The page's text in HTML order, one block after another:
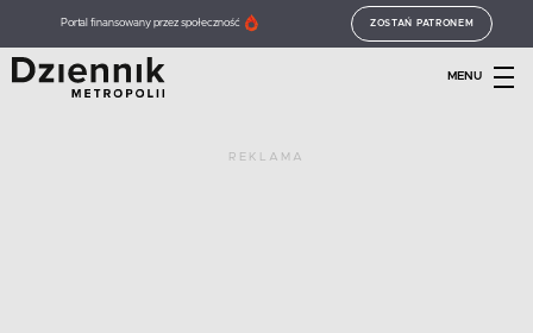
Portal finansowany przez społeczność ZOSTAŃ PATRONEM
MENU
REKLAMA